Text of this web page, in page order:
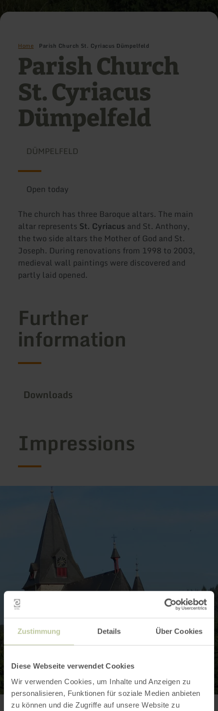
Zustimmung Details Über Cookies
Diese Webseite verwendet Cookies
Wir verwenden Cookies, um Inhalte und Anzeigen zu
personalisieren, Funktionen für soziale Medien anbieten
zu können und die Zugriffe auf unsere Website zu
Home Parish Church St. Cyriacus Dümpelfeld
Parish Church
St. Cyriacus
Dümpelfeld
DÜMPELFELD
Open today
The church has three Baroque altars. The main
altar represents St. Cyriacus and St. Anthony,
the two side altars the Mother of God and St.
Joseph. During renovations from 1998 to 2003,
medieval wall paintings were discovered and
partly laid opened.
Further
information
Downloads
Impressions